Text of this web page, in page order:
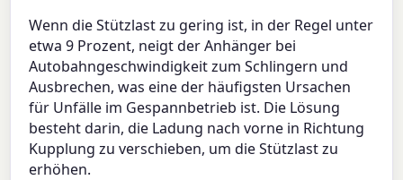
Wenn die Stützlast zu gering ist, in der Regel unter
etwa 9 Prozent, neigt der Anhänger bei
Autobahngeschwindigkeit zum Schlingern und
Ausbrechen, was eine der häufigsten Ursachen
für Unfälle im Gespannbetrieb ist. Die Lösung
besteht darin, die Ladung nach vorne in Richtung
Kupplung zu verschieben, um die Stützlast zu
erhöhen.